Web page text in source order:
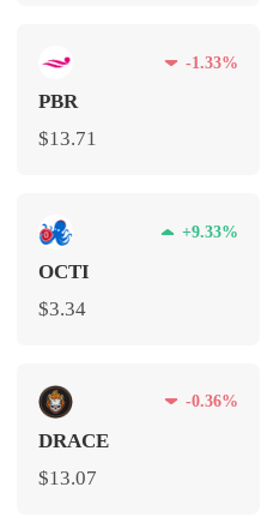
-1.33%
PBR
$13.71
+9.33%
OCTI
$3.34
-0.36%
DRACE
$13.07